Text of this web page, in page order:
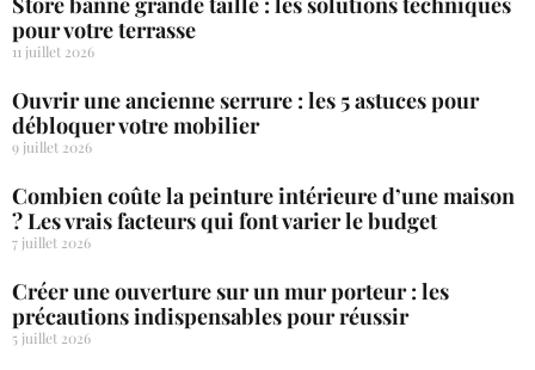
pour votre terrasse
11 juillet 2026
Ouvrir une ancienne serrure : les 5 astuces pour
débloquer votre mobilier
9 juillet 2026
Combien coûte la peinture intérieure d’une maison
? Les vrais facteurs qui font varier le budget
7 juillet 2026
Créer une ouverture sur un mur porteur : les
précautions indispensables pour réussir
5 juillet 2026